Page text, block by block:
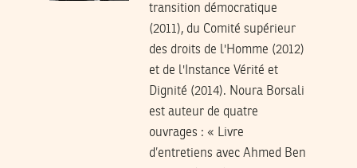
transition démocratique
(2011), du Comité supérieur
des droits de l'Homme (2012)
et de l'Instance Vérité et
Dignité (2014). Noura Borsali
est auteur de quatre
ouvrages : « Livre
d’entretiens avec Ahmed Ben